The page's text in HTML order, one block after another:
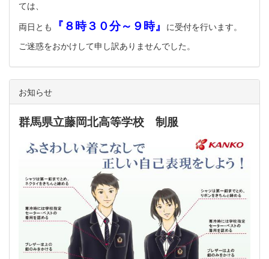
ては、
両日とも
『８時３０分～９時』 に受付を行います。
ご迷惑をおかけして申し訳ありませんでした。
お知らせ
群馬県立藤岡北高等学校 制服